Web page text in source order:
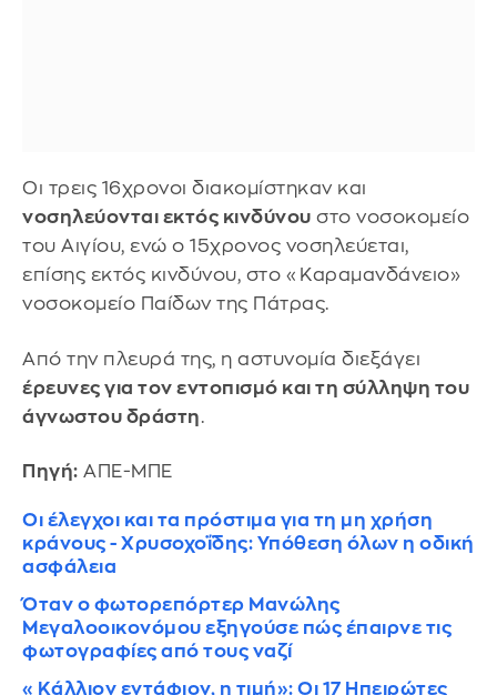
Οι τρεις 16χρονοι διακομίστηκαν και
νοσηλεύονται εκτός κινδύνου στο νοσοκομείο
του Αιγίου, ενώ ο 15χρονος νοσηλεύεται,
επίσης εκτός κινδύνου, στο «Καραμανδάνειο»
νοσοκομείο Παίδων της Πάτρας.
Από την πλευρά της, η αστυνομία διεξάγει
έρευνες για τον εντοπισμό και τη σύλληψη του
άγνωστου δράστη.
Πηγή: ΑΠΕ-ΜΠΕ
Οι έλεγχοι και τα πρόστιμα για τη μη χρήση
κράνους - Χρυσοχοΐδης: Υπόθεση όλων η οδική
ασφάλεια
Όταν ο φωτορεπόρτερ Μανώλης
Μεγαλοοικονόμου εξηγούσε πώς έπαιρνε τις
φωτογραφίες από τους ναζί
«Κάλλιον εντάφιον, η τιμή»: Οι 17 Ηπειρώτες